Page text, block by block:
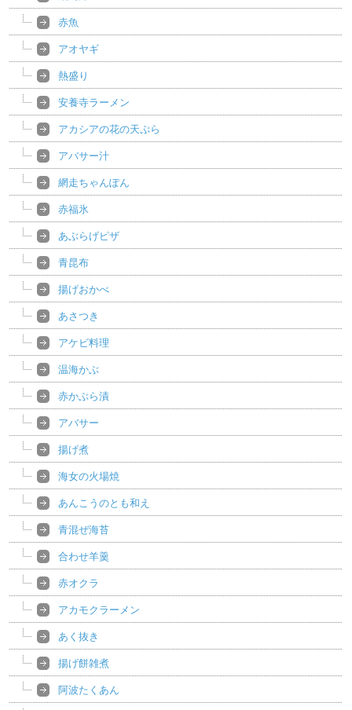
赤魚
アオヤギ
熱盛り
安養寺ラーメン
アカシアの花の天ぷら
アバサー汁
網走ちゃんぽん
赤福氷
あぶらげピザ
青昆布
揚げおかべ
あさつき
アケビ料理
温海かぶ
赤かぶら漬
アバサー
揚げ煮
海女の火場焼
あんこうのとも和え
青混ぜ海苔
合わせ羊羹
赤オクラ
アカモクラーメン
あく抜き
揚げ餅雑煮
阿波たくあん